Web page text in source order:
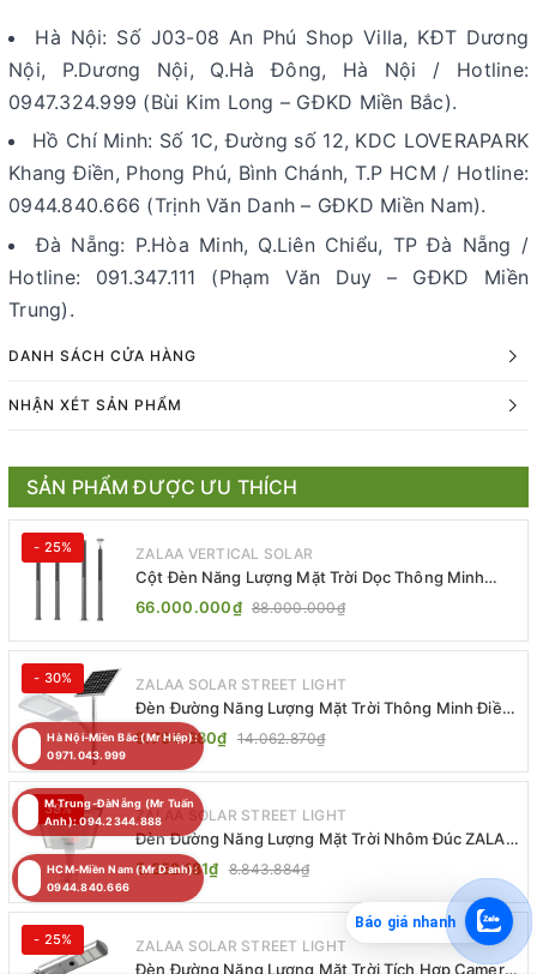
Hà Nội: Số J03-08 An Phú Shop Villa, KĐT Dương
Nội, P.Dương Nội, Q.Hà Đông, Hà Nội / Hotline:
0947.324.999 (Bùi Kim Long – GĐKD Miền Bắc).
Hồ Chí Minh: Số 1C, Đường số 12, KDC LOVERAPARK
Khang Điền, Phong Phú, Bình Chánh, T.P HCM / Hotline:
0944.840.666 (Trịnh Văn Danh – GĐKD Miền Nam).
Đà Nẵng: P.Hòa Minh, Q.Liên Chiểu, TP Đà Nẵng /
Hotline: 091.347.111 (Phạm Văn Duy – GĐKD Miền
Trung).
DANH SÁCH CỬA HÀNG
NHẬN XÉT SẢN PHẨM
SẢN PHẨM ĐƯỢC ƯU THÍCH
- 25% ZALAA VERTICAL SOLAR
Cột Đèn Năng Lượng Mặt Trời Dọc Thông Minh
ZSR-YYDS-360 | ZALAA Jsc
66.000.000₫ 88.000.000₫
- 30% ZALAA SOLAR STREET LIGHT
Đèn Đường Năng Lượng Mặt Trời Thông Minh Điều
Khiển MPPT ZL-GMX01 ZALAA
9.794.380₫ 14.062.870₫
- 39% ZALAA SOLAR STREET LIGHT
Đèn Đường Năng Lượng Mặt Trời Nhôm Đúc ZALAA
ZL-BWH Cao Cấp IP65
5.352.181₫ 8.843.884₫
- 25% ZALAA SOLAR STREET LIGHT
Đèn Đường Năng Lượng Mặt Trời Tích Hợp Camera
HCM-Miền Nam (Mr Danh):
0944.840.666
Hà Nội-Miền Bắc (Mr Hiệp):
0971.043.999
M.Trung-ĐàNẵng (Mr Tuấn
Anh): 094.2344.888
Báo giá nhanh